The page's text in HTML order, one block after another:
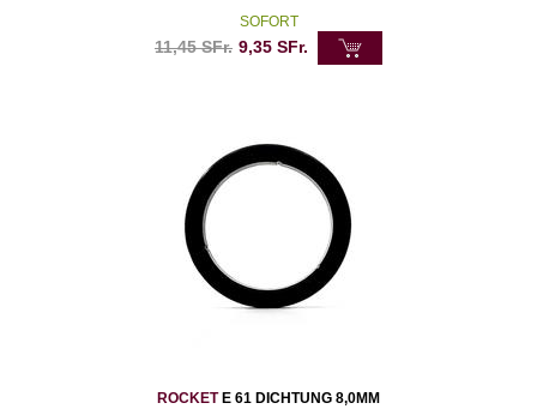
SOFORT
11,45SFr. 9,35 SFr.
ROCKETE 61 DICHTUNG 8,0MM